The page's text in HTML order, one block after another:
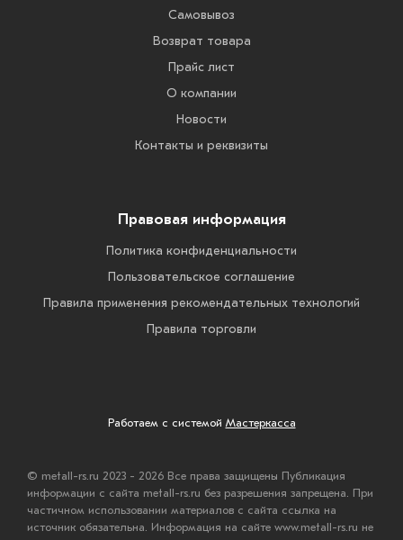
Самовывоз
Возврат товара
Прайс лист
О компании
Новости
Контакты и реквизиты
Правовая информация
Политика конфиденциальности
Пользовательское соглашение
Правила применения рекомендательных технологий
Правила торговли
Работаем с системой Мастеркасса
© metall-rs.ru 2023 - 2026 Все права защищены Публикация
информации с сайта metall-rs.ru без разрешения запрещена. При
частичном использовании материалов с сайта ссылка на
источник обязательна. Информация на сайте www.metall-rs.ru не